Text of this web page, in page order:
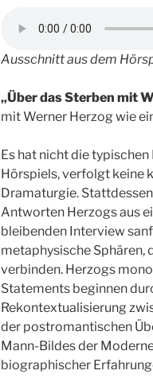
Ausschnitt aus dem
„Über das Sterben mit
mit Werner Herzog wie
Es hat nicht die
Hörspiels, verfolgt keine
Dramaturgie.
Antworten Herzogs aus
bleibenden Interview
metaphysische Sphären,
verbinden. Herzogs
Statements beginnen
Rekontextualisierung
der postromantischen
Mann-Bildes der
biographischer